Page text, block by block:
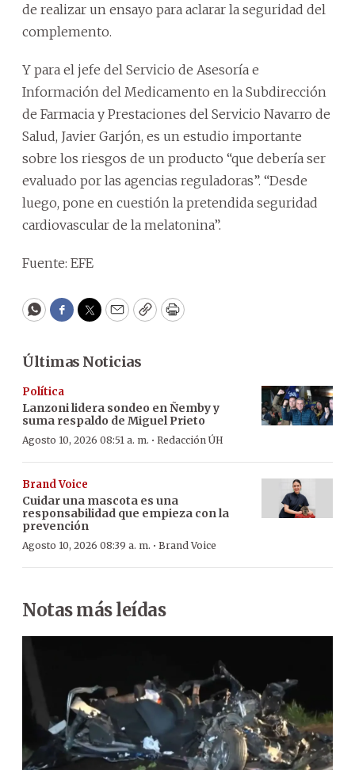
de realizar un ensayo para aclarar la seguridad del
complemento.
Y para el jefe del Servicio de Asesoría e
Información del Medicamento en la Subdirección
de Farmacia y Prestaciones del Servicio Navarro de
Salud, Javier Garjón, es un estudio importante
sobre los riesgos de un producto “que debería ser
evaluado por las agencias reguladoras”. “Desde
luego, pone en cuestión la pretendida seguridad
cardiovascular de la melatonina”.
Fuente: EFE
WhatsApp
Facebook
Twitter
EmailCopyPrint
Últimas Noticias
Política
Lanzoni lidera sondeo en Ñemby y
suma respaldo de Miguel Prieto
Agosto 10, 2026 08:51 a. m. · Redacción ÚH
Brand Voice
Cuidar una mascota es una
responsabilidad que empieza con la
prevención
Agosto 10, 2026 08:39 a. m. · Brand Voice
Notas más leídas